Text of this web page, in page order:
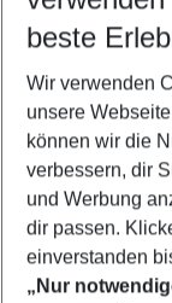
2 Erwachsene
beste
Wir verwenden
unsere
können wir die
verbessern, dir
und Werbung
dir passen.
einverstanden
„Nur